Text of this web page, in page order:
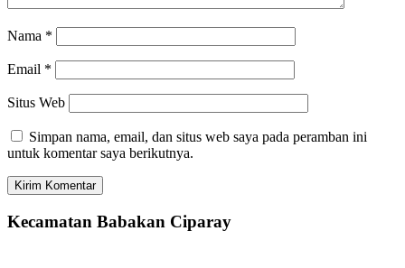
Nama *
Email *
Situs Web
Simpan nama, email, dan situs web saya pada peramban ini
untuk komentar saya berikutnya.
Kecamatan Babakan Ciparay